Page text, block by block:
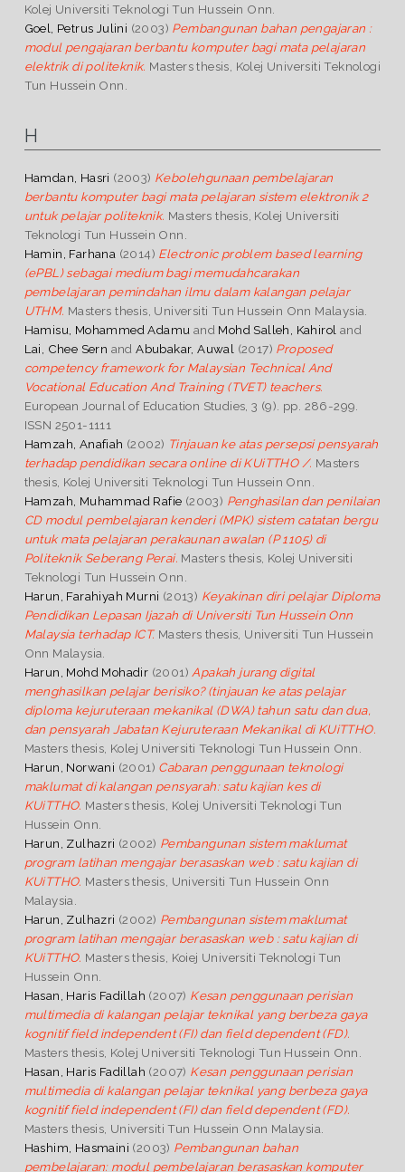
Kolej Universiti Teknologi Tun Hussein Onn.
Goel, Petrus Julini (2003) Pembangunan bahan pengajaran :
modul pengajaran berbantu komputer bagi mata pelajaran
elektrik di politeknik. Masters thesis, Kolej Universiti Teknologi
Tun Hussein Onn.
H
Hamdan, Hasri (2003) Kebolehgunaan pembelajaran
berbantu komputer bagi mata pelajaran sistem elektronik 2
untuk pelajar politeknik. Masters thesis, Kolej Universiti
Teknologi Tun Hussein Onn.
Hamin, Farhana (2014) Electronic problem based learning
(ePBL) sebagai medium bagi memudahcarakan
pembelajaran pemindahan ilmu dalam kalangan pelajar
UTHM. Masters thesis, Universiti Tun Hussein Onn Malaysia.
Hamisu, Mohammed Adamu and Mohd Salleh, Kahirol and
Lai, Chee Sern andAbubakar, Auwal (2017) Proposed
competency framework for Malaysian Technical And
Vocational Education And Training (TVET) teachers.
European Journal of Education Studies, 3 (9). pp. 286-299.
ISSN 2501-1111
Hamzah, Anafiah (2002) Tinjauan ke atas persepsi pensyarah
terhadap pendidikan secara online di KUiTTHO /. Masters
thesis, Kolej Universiti Teknologi Tun Hussein Onn.
Hamzah, Muhammad Rafie (2003) Penghasilan dan penilaian
CD modul pembelajaran kenderi (MPK) sistem catatan bergu
untuk mata pelajaran perakaunan awalan (P 1105) di
Politeknik Seberang Perai. Masters thesis, Kolej Universiti
Teknologi Tun Hussein Onn.
Harun, Farahiyah Murni (2013) Keyakinan diri pelajar Diploma
Pendidikan Lepasan Ijazah di Universiti Tun Hussein Onn
Malaysia terhadap ICT. Masters thesis, Universiti Tun Hussein
Onn Malaysia.
Harun, Mohd Mohadir (2001) Apakah jurang digital
menghasilkan pelajar berisiko? (tinjauan ke atas pelajar
diploma kejuruteraan mekanikal (DWA) tahun satu dan dua,
dan pensyarah Jabatan Kejuruteraan Mekanikal di KUiTTHO.
Masters thesis, Kolej Universiti Teknologi Tun Hussein Onn.
Harun, Norwani (2001) Cabaran penggunaan teknologi
maklumat di kalangan pensyarah: satu kajian kes di
KUiTTHO. Masters thesis, Kolej Universiti Teknologi Tun
Hussein Onn.
Harun, Zulhazri (2002) Pembangunan sistem maklumat
program latihan mengajar berasaskan web : satu kajian di
KUiTTHO. Masters thesis, Universiti Tun Hussein Onn
Malaysia.
Harun, Zulhazri (2002) Pembangunan sistem maklumat
program latihan mengajar berasaskan web : satu kajian di
KUiTTHO. Masters thesis, Koiej Universiti Teknologi Tun
Hussein Onn.
Hasan, Haris Fadillah (2007) Kesan penggunaan perisian
multimedia di kalangan pelajar teknikal yang berbeza gaya
kognitif field independent (FI) dan field dependent (FD).
Masters thesis, Kolej Universiti Teknologi Tun Hussein Onn.
Hasan, Haris Fadillah (2007) Kesan penggunaan perisian
multimedia di kalangan pelajar teknikal yang berbeza gaya
kognitif field independent (FI) dan field dependent (FD).
Masters thesis, Universiti Tun Hussein Onn Malaysia.
Hashim, Hasmaini (2003) Pembangunan bahan
pembelajaran: modul pembelajaran berasaskan komputer